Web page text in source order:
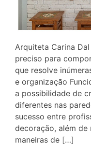
Arquiteta Carina
preciso para
que resolve
e organização
a possibilidade de
diferentes nas
sucesso entre
decoração, além de
maneiras de […]